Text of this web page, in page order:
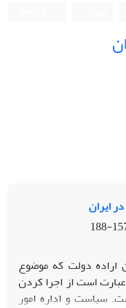
ایران
157-
دولت که موضوع
است از اجرا کردن
سیاست و اداره امور